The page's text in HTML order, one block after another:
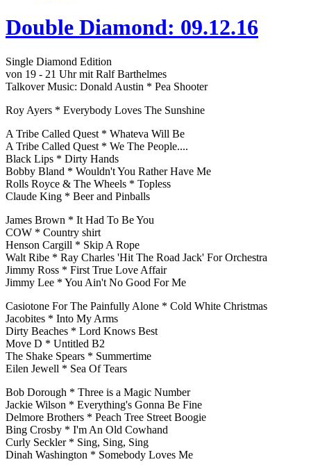
Double Diamond: 09.12.16
Single Diamond Edition
von 19 - 21 Uhr mit Ralf Barthelmes
Talkover Music: Donald Austin * Pea Shooter
Roy Ayers * Everybody Loves The Sunshine
A Tribe Called Quest * Whateva Will Be
A Tribe Called Quest * We The People....
Black Lips * Dirty Hands
Bobby Bland * Wouldn't You Rather Have Me
Rolls Royce & The Wheels * Topless
Claude King * Beer and Pinballs
James Brown * It Had To Be You
COW * Country shirt
Henson Cargill * Skip A Rope
Walt Ribe * Ray Charles 'Hit The Road Jack' For Orchestra
Jimmy Ross * First True Love Affair
Jimmy Lee * You Ain't No Good For Me
Casiotone For The Painfully Alone * Cold White Christmas
Jacobites * Into My Arms
Dirty Beaches * Lord Knows Best
Move D * Untitled B2
The Shake Spears * Summertime
Eilen Jewell * Sea Of Tears
Bob Dorough * Three is a Magic Number
Jackie Wilson * Everything's Gonna Be Fine
Delmore Brothers * Peach Tree Street Boogie
Bing Crosby * I'm An Old Cowhand
Curly Seckler * Sing, Sing, Sing
Dinah Washington * Somebody Loves Me